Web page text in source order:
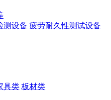
测设备 疲劳耐久性测试设备
具类 板材类